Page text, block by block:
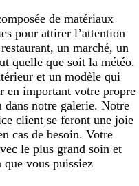
de matériaux
pour attirer l’attention
un marché, un
quelle que soit la météo.
et un modèle qui
en important votre propre
dans notre galerie. Notre
client se feront une joie
cas de besoin. Votre
le plus grand soin et
vous puissiez